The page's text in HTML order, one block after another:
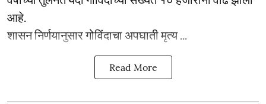
आहे.
शासन निर्णयानुसार गोविंदाचा अपघाती मृत्य ...
Read More